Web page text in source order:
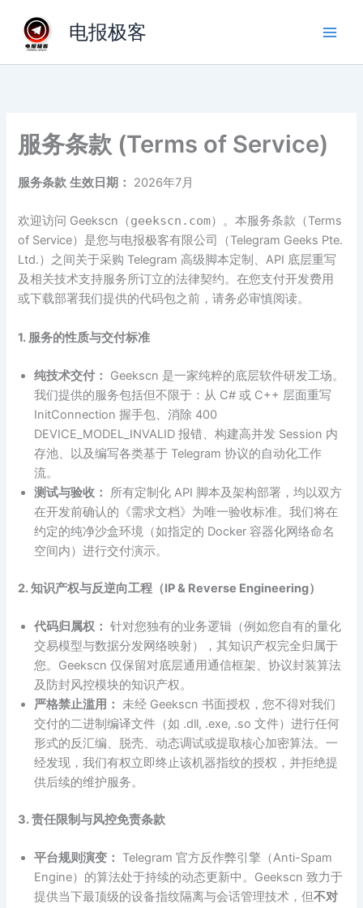
容
电报极客
服务条款 (Terms of Service)
服务条款 生效日期： 2026年7月
欢迎访问 Geekscn（geekscn.com）。本服务条款（Terms
of Service）是您与电报极客有限公司（Telegram Geeks Pte.
Ltd.）之间关于采购 Telegram 高级脚本定制、API 底层重写
及相关技术支持服务所订立的法律契约。在您支付开发费用
或下载部署我们提供的代码包之前，请务必审慎阅读。
1. 服务的性质与交付标准
纯技术交付：
Geekscn 是一家纯粹的底层软件研发工场。
我们提供的服务包括但不限于：从 C# 或 C++ 层面重写
InitConnection 握手包、消除 400
DEVICE_MODEL_INVALID 报错、构建高并发 Session 内
存池、以及编写各类基于 Telegram 协议的自动化工作
流。
测试与验收：
所有定制化 API 脚本及架构部署，均以双方
在开发前确认的《需求文档》为唯一验收标准。我们将在
约定的纯净沙盒环境（如指定的 Docker 容器化网络命名
空间内）进行交付演示。
2. 知识产权与反逆向工程（IP & Reverse Engineering）
代码归属权： 针对您独有的业务逻辑（例如您自有的量化
交易模型与数据分发网络映射），其知识产权完全归属于
您。Geekscn 仅保留对底层通用通信框架、协议封装算法
及防封风控模块的知识产权。
严格禁止滥用： 未经 Geekscn 书面授权，您不得对我们
交付的二进制编译文件（如 .dll, .exe, .so 文件）进行任何
形式的反汇编、脱壳、动态调试或提取核心加密算法。一
经发现，我们有权立即终止该机器指纹的授权，并拒绝提
供后续的维护服务。
3. 责任限制与风控免责条款
平台规则演变：
Telegram 官方反作弊引擎（Anti-Spam
Engine）的算法处于持续的动态更新中。Geekscn 致力于
提供当下最顶级的设备指纹隔离与会话管理技术，但不对